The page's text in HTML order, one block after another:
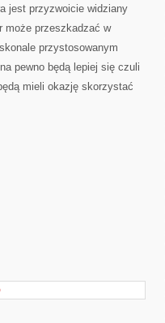
jest przyzwoicie widziany
może przeszkadzać w
przystosowanym
pewno będą lepiej się czuli
mieli okazję skorzystać